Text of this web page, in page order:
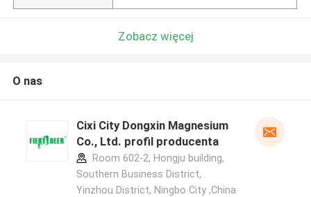
Zobacz więcej
O nas
Cixi City Dongxin Magnesium
Co., Ltd. profil producenta
Room 602-2, Hongju building,
Southern Business District,
Yinzhou District, Ningbo City ,China